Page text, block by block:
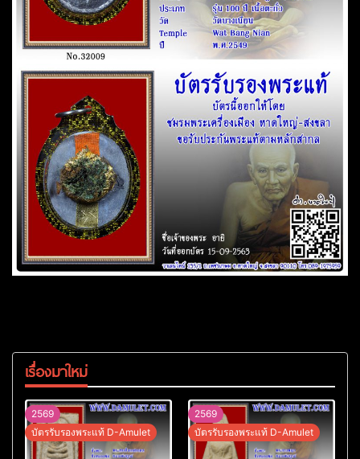
เรื่องมาใหม่
2569
บัตรรับรองพระแท้ D-Amulet
2569
บัตรรับรองพระแท้ D-Amulet